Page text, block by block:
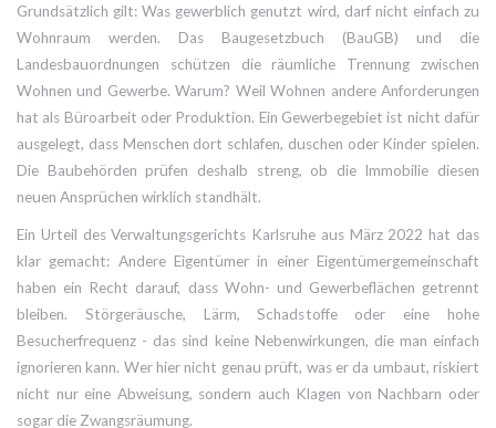
Grundsätzlich gilt: Was gewerblich genutzt wird, darf nicht einfach zu
Wohnraum werden. Das Baugesetzbuch (BauGB) und die
Landesbauordnungen schützen die räumliche Trennung zwischen
Wohnen und Gewerbe. Warum? Weil Wohnen andere Anforderungen
hat als Büroarbeit oder Produktion. Ein Gewerbegebiet ist nicht dafür
ausgelegt, dass Menschen dort schlafen, duschen oder Kinder spielen.
Die Baubehörden prüfen deshalb streng, ob die Immobilie diesen
neuen Ansprüchen wirklich standhält.
Ein Urteil des Verwaltungsgerichts Karlsruhe aus März 2022 hat das
klar gemacht: Andere Eigentümer in einer Eigentümergemeinschaft
haben ein Recht darauf, dass Wohn- und Gewerbeflächen getrennt
bleiben. Störgeräusche, Lärm, Schadstoffe oder eine hohe
Besucherfrequenz - das sind keine Nebenwirkungen, die man einfach
ignorieren kann. Wer hier nicht genau prüft, was er da umbaut, riskiert
nicht nur eine Abweisung, sondern auch Klagen von Nachbarn oder
sogar die Zwangsräumung.